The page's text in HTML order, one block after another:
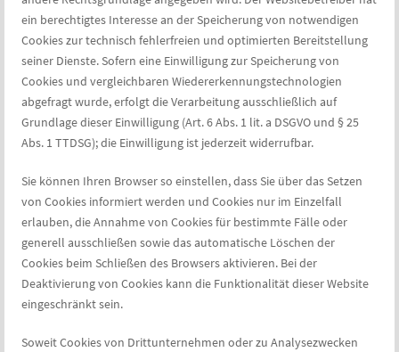
ein berechtigtes Interesse an der Speicherung von notwendigen
Cookies zur technisch fehlerfreien und optimierten Bereitstellung
seiner Dienste. Sofern eine Einwilligung zur Speicherung von
Cookies und vergleichbaren Wiedererkennungstechnologien
abgefragt wurde, erfolgt die Verarbeitung ausschließlich auf
Grundlage dieser Einwilligung (Art. 6 Abs. 1 lit. a DSGVO und § 25
Abs. 1 TTDSG); die Einwilligung ist jederzeit widerrufbar.
Sie können Ihren Browser so einstellen, dass Sie über das Setzen
von Cookies informiert werden und Cookies nur im Einzelfall
erlauben, die Annahme von Cookies für bestimmte Fälle oder
generell ausschließen sowie das automatische Löschen der
Cookies beim Schließen des Browsers aktivieren. Bei der
Deaktivierung von Cookies kann die Funktionalität dieser Website
eingeschränkt sein.
Soweit Cookies von Drittunternehmen oder zu Analysezwecken